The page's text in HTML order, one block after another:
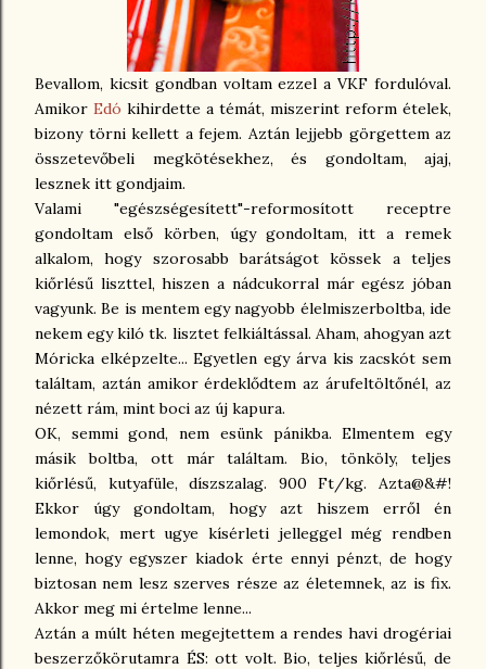
Bevallom, kicsit gondban voltam ezzel a VKF fordulóval.
Amikor Edó kihirdette a témát, miszerint reform ételek,
bizony törni kellett a fejem. Aztán lejjebb görgettem az
összetevőbeli megkötésekhez, és gondoltam, ajaj,
lesznek itt gondjaim.
Valami "egészségesített"-reformosított receptre
gondoltam első körben, úgy gondoltam, itt a remek
alkalom, hogy szorosabb barátságot kössek a teljes
kiőrlésű liszttel, hiszen a nádcukorral már egész jóban
vagyunk. Be is mentem egy nagyobb élelmiszerboltba, ide
nekem egy kiló tk. lisztet felkiáltással. Aham, ahogyan azt
Móricka elképzelte... Egyetlen egy árva kis zacskót sem
találtam, aztán amikor érdeklődtem az árufeltöltőnél, az
nézett rám, mint boci az új kapura.
OK, semmi gond, nem esünk pánikba. Elmentem egy
másik boltba, ott már találtam. Bio, tönköly, teljes
kiőrlésű, kutyafüle, díszszalag. 900 Ft/kg. Azta@&#!
Ekkor úgy gondoltam, hogy azt hiszem erről én
lemondok, mert ugye kísérleti jelleggel még rendben
lenne, hogy egyszer kiadok érte ennyi pénzt, de hogy
biztosan nem lesz szerves része az életemnek, az is fix.
Akkor meg mi értelme lenne...
Aztán a múlt héten megejtettem a rendes havi drogériai
beszerzőkörutamra ÉS: ott volt. Bio, teljes kiőrlésű, de